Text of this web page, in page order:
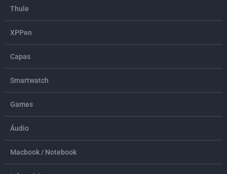
Thule
XPPen
Capas
Smartwatch
Games
Áudio
Macbook / Notebook